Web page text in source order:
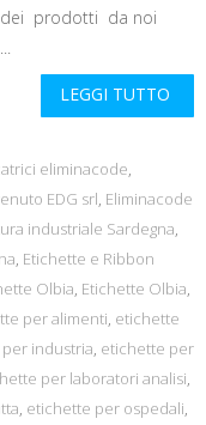
dei prodotti da noi
LEGGI TUTTO
eliminacode,
EDG srl, Eliminacode
industriale Sardegna,
, Etichette e Ribbon
Olbia, Etichette Olbia,
per alimenti, etichette
industria, etichette per
per laboratori analisi,
, etichette per ospedali,